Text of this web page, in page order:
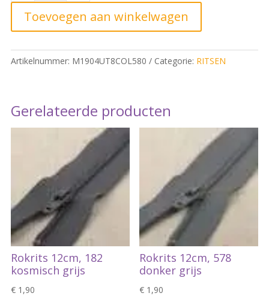
8cm,
quantity
Toevoegen aan winkelwagen
Artikelnummer: M1904UT8COL580 Categorie: RITSEN
Gerelateerde producten
Rokrits 12cm, 182
kosmisch grijs
€1,90
Rokrits 12cm, 578
donker grijs
€ 1,90